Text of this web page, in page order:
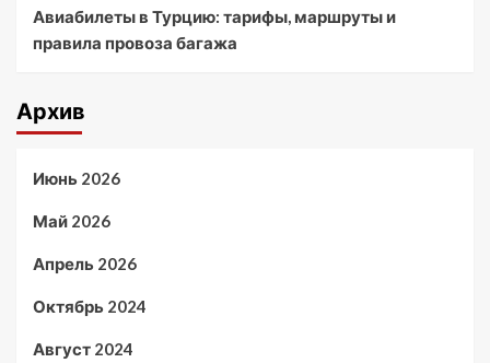
Авиабилеты в Турцию: тарифы, маршруты и
правила провоза багажа
Архив
Июнь 2026
Май 2026
Апрель 2026
Октябрь 2024
Август 2024